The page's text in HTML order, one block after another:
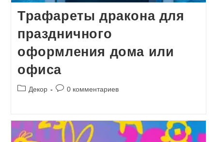
Трафареты дракона для
праздничного
оформления дома или
офиса
Рубрика
Декор
Комментарии
0 комментариев